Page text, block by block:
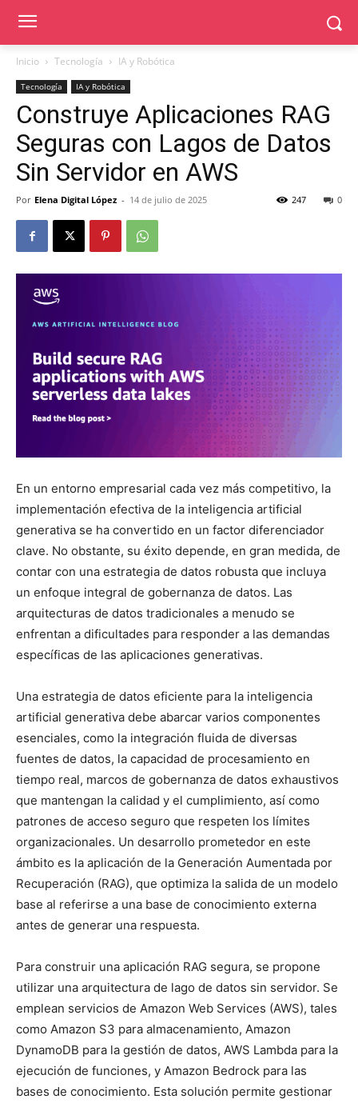
Inicio Tecnología IA y Robótica
Tecnología IA y Robótica
Construye Aplicaciones RAG
Seguras con Lagos de Datos
Sin Servidor en AWS
Por Elena Digital López - 14 de julio de 2025 0
247
En un entorno empresarial cada vez más competitivo, la
implementación efectiva de la inteligencia artificial
generativa se ha convertido en un factor diferenciador
clave. No obstante, su éxito depende, en gran medida, de
contar con una estrategia de datos robusta que incluya
un enfoque integral de gobernanza de datos. Las
arquitecturas de datos tradicionales a menudo se
enfrentan a dificultades para responder a las demandas
específicas de las aplicaciones generativas.
Una estrategia de datos eficiente para la inteligencia
artificial generativa debe abarcar varios componentes
esenciales, como la integración fluida de diversas
fuentes de datos, la capacidad de procesamiento en
tiempo real, marcos de gobernanza de datos exhaustivos
que mantengan la calidad y el cumplimiento, así como
patrones de acceso seguro que respeten los límites
organizacionales. Un desarrollo prometedor en este
ámbito es la aplicación de la Generación Aumentada por
Recuperación (RAG), que optimiza la salida de un modelo
base al referirse a una base de conocimiento externa
antes de generar una respuesta.
Para construir una aplicación RAG segura, se propone
utilizar una arquitectura de lago de datos sin servidor. Se
emplean servicios de Amazon Web Services (AWS), tales
como Amazon S3 para almacenamiento, Amazon
DynamoDB para la gestión de datos, AWS Lambda para la
ejecución de funciones, y Amazon Bedrock para las
bases de conocimiento. Esta solución permite gestionar